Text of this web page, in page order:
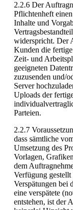
2.2.6 Der
Pflichtenheft
Inhalte und
widerspricht. Der
Kunden die
Zeit- und
geeigneten
zuzusenden und/
Server
Uploads der
Parteien.
2.2.7
dass sämtliche
Umsetzung des
Vorlagen,
dem
Verfügung
Verspätungen bei
eine verspätete
entstehen, ist der